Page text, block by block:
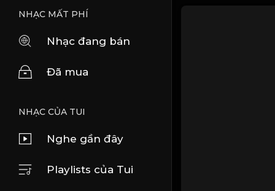
NHẠC MẤT PHÍ
Nhạc đang bán
Đã mua
NHẠC CỦA TUI
Nghe gần đây
Playlists của Tui